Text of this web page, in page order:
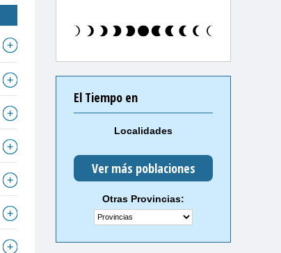
El Tiempo en
Localidades
Ver más poblaciones
Otras Provincias: